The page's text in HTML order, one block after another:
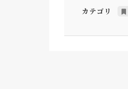
カテゴリ